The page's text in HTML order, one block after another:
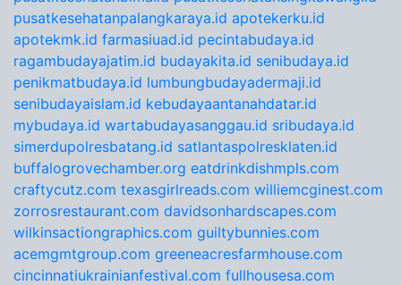
pusatkesehatanpalangkaraya.id apotekerku.id
apotekmk.id farmasiuad.id pecintabudaya.id
ragambudayajatim.id budayakita.id senibudaya.id
penikmatbudaya.id lumbungbudayadermaji.id
senibudayaislam.id kebudayaantanahdatar.id
mybudaya.id wartabudayasanggau.id sribudaya.id
simerdupolresbatang.id satlantaspolresklaten.id
buffalogrovechamber.org eatdrinkdishmpls.com
craftycutz.com texasgirlreads.com williemcginest.com
zorrosrestaurant.com davidsonhardscapes.com
wilkinsactiongraphics.com guiltybunnies.com
acemgmtgroup.com greeneacresfarmhouse.com
cincinnatiukrainianfestival.com fullhousesa.com